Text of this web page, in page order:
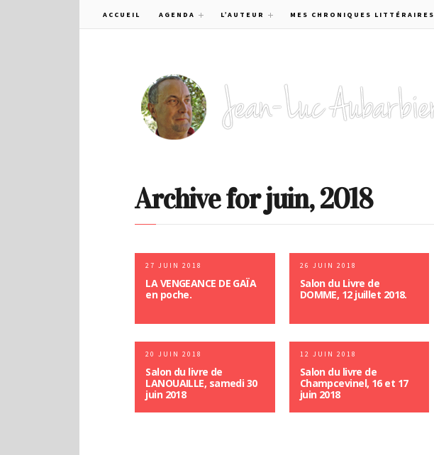
ACCUEIL AGENDA L’AUTEUR MES CHRONIQUES LITTÉRAIRES
Archive for juin, 2018
27 JUIN 2018
LA VENGEANCE DE GAÏA
en poche.
26 JUIN 2018
Salon du Livre de
DOMME, 12 juillet 2018.
20 JUIN 2018
Salon du livre de
LANOUAILLE, samedi 30
juin 2018
12 JUIN 2018
Salon du livre de
Champcevinel, 16 et 17
juin 2018